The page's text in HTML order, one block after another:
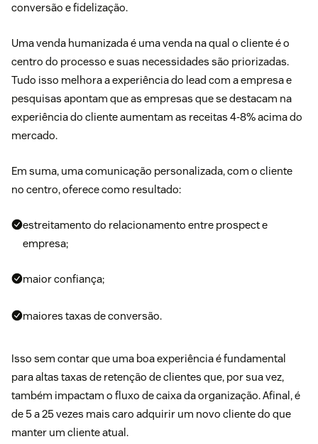
conversão e fidelização.
Uma venda humanizada é uma venda na qual o cliente é o
centro do processo e suas necessidades são priorizadas.
Tudo isso melhora a experiência do lead com a empresa e
pesquisas apontam que as empresas que se destacam na
experiência do cliente aumentam as receitas 4-8% acima do
mercado.
Em suma, uma comunicação personalizada, com o cliente
no centro, oferece como resultado:
estreitamento do relacionamento entre prospect e
empresa;
maior confiança;
maiores taxas de conversão.
Isso sem contar que uma boa experiência é fundamental
para altas taxas de retenção de clientes que, por sua vez,
também impactam o fluxo de caixa da organização. Afinal, é
de 5 a 25 vezes mais caro adquirir um novo cliente do que
manter um cliente atual.